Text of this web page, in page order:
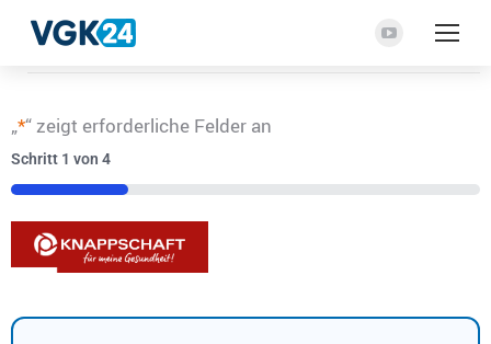
YouTube
Seite
neuen
„*“ zeigt erforderliche Felder an
Schritt 1 von 4
25%